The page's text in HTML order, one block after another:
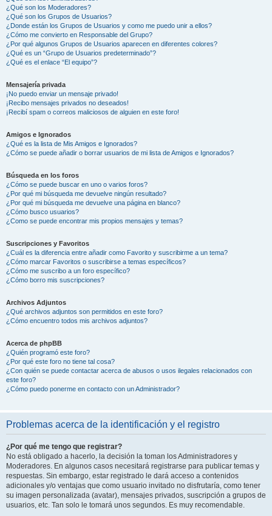
¿Qué son los Moderadores?
¿Qué son los Grupos de Usuarios?
¿Donde están los Grupos de Usuarios y como me puedo unir a ellos?
¿Cómo me convierto en Responsable del Grupo?
¿Por qué algunos Grupos de Usuarios aparecen en diferentes colores?
¿Qué es un “Grupo de Usuarios predeterminado”?
¿Qué es el enlace “El equipo”?
Mensajería privada
¡No puedo enviar un mensaje privado!
¡Recibo mensajes privados no deseados!
¡Recibí spam o correos maliciosos de alguien en este foro!
Amigos e Ignorados
¿Qué es la lista de Mis Amigos e Ignorados?
¿Cómo se puede añadir o borrar usuarios de mi lista de Amigos e Ignorados?
Búsqueda en los foros
¿Cómo se puede buscar en uno o varios foros?
¿Por qué mi búsqueda me devuelve ningún resultado?
¿Por qué mi búsqueda me devuelve una página en blanco?
¿Cómo busco usuarios?
¿Como se puede encontrar mis propios mensajes y temas?
Suscripciones y Favoritos
¿Cuál es la diferencia entre añadir como Favorito y suscribirme a un tema?
¿Cómo marcar Favoritos o suscribirse a temas específicos?
¿Cómo me suscribo a un foro específico?
¿Cómo borro mis suscripciones?
Archivos Adjuntos
¿Qué archivos adjuntos son permitidos en este foro?
¿Cómo encuentro todos mis archivos adjuntos?
Acerca de phpBB
¿Quién programó este foro?
¿Por qué este foro no tiene tal cosa?
¿Con quién se puede contactar acerca de abusos o usos ilegales relacionados con
este foro?
¿Cómo puedo ponerme en contacto con un Administrador?
Problemas acerca de la identificación y el registro
¿Por qué me tengo que registrar?
No está obligado a hacerlo, la decisión la toman los Administradores y
Moderadores. En algunos casos necesitará registrarse para publicar temas y
respuestas. Sin embargo, estar registrado le dará acceso a contenidos
adicionales y/o ventajas que como usuario invitado no disfrutaría, como tener
su imagen personalizada (avatar), mensajes privados, suscripción a grupos de
usuarios, etc. Tan solo le tomará unos segundos. Es muy recomendable.